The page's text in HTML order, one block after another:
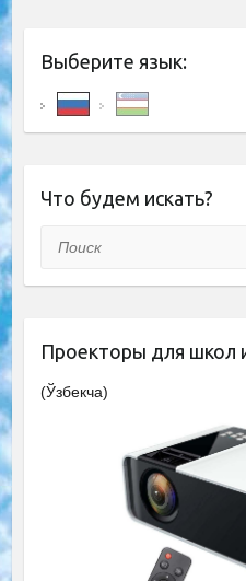
Выберите язык:
Что будем искать?
Поиск
Проекторы для школ
(Ўзбекча)